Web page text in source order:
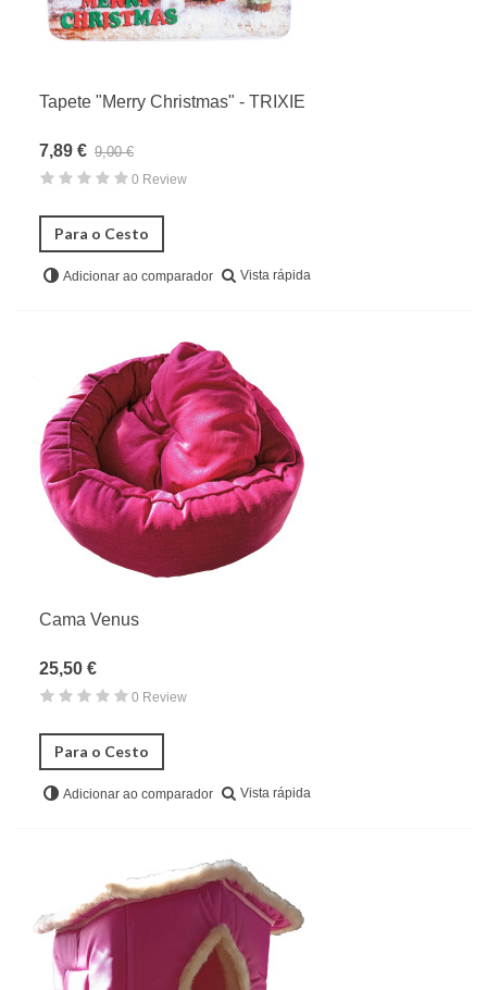
Tapete "Merry Christmas" - TRIXIE
7,89 € 9,00 €
0 Review
Para o Cesto
Adicionar ao comparador Vista rápida
Cama Venus
25,50 €
0 Review
Para o Cesto
Adicionar ao comparador Vista rápida